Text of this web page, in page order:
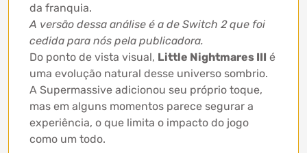
da franquia.
A versão dessa análise é a de Switch 2 que foi
cedida para nós pela publicadora.
Do ponto de vista visual, Little Nightmares III é
uma evolução natural desse universo sombrio.
A Supermassive adicionou seu próprio toque,
mas em alguns momentos parece segurar a
experiência, o que limita o impacto do jogo
como um todo.